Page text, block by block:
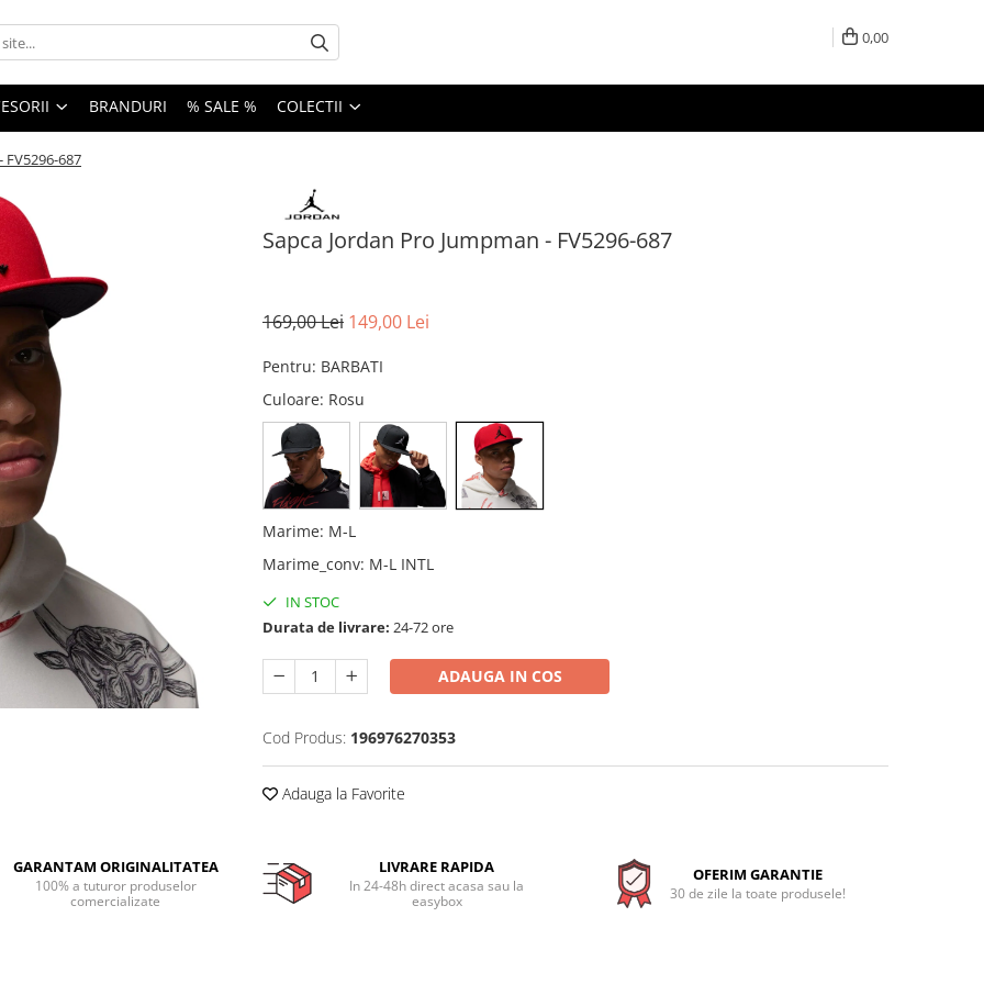
0,00
BRANDURI % SALE % COLECTII
FV5296-687
Sapca Jordan Pro Jumpman - FV5296-687
169,00 Lei 149,00 Lei
Pentru: BARBATI
Culoare: Rosu
Marime: M-L
Marime_conv: M-L INTL
IN STOC
Durata de livrare: 24-72 ore
ADAUGA IN COS
Cod Produs: 196976270353
Adauga la Favorite
GARANTAM ORIGINALITATEA
100% a tuturor produselor
comercializate
LIVRARE RAPIDA
In 24-48h direct acasa sau la
easybox
OFERIM GARANTIE
30 de zile la toate produsele!